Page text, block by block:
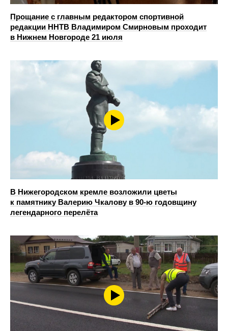
Прощание с главным редактором спортивной
редакции ННТВ Владимиром Смирновым проходит
в Нижнем Новгороде 21 июля
В Нижегородском кремле возложили цветы
к памятнику Валерию Чкалову в 90-ю годовщину
легендарного перелёта